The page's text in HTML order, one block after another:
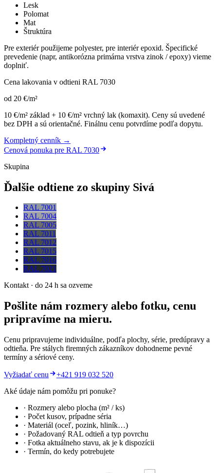
Lesk
Polomat
Mat
Štruktúra
Pre exteriér použijeme polyester, pre interiér epoxid. Špecifické
prevedenie (napr, antikorózna primárna vrstva zinok / epoxy) vieme
doplniť.
Cena lakovania v odtieni RAL 7030
od 20 €/m²
10 €/m² základ + 10 €/m² vrchný lak (komaxit). Ceny sú uvedené
bez DPH a sú orientačné. Finálnu cenu potvrdíme podľa dopytu.
Kompletný cenník →
Cenová ponuka pre RAL 7030
Skupina
Ďalšie odtiene zo skupiny Sivá
RAL 7001
RAL 7004
RAL 7005
RAL 7011
RAL 7012
RAL 7015
RAL 7016
RAL 7021
Kontakt · do 24 h sa ozveme
Pošlite nám rozmery alebo fotku, cenu
pripravíme na mieru.
Cenu pripravujeme individuálne, podľa plochy, série, predúpravy a
odtieňa. Pre stálych firemných zákazníkov dohodneme pevné
termíny a sériové ceny.
Vyžiadať cenu
+421 919 032 520
Aké údaje nám pomôžu pri ponuke?
· Rozmery alebo plocha (m² / ks)
· Počet kusov, prípadne séria
· Materiál (oceľ, pozink, hliník…)
· Požadovaný RAL odtieň a typ povrchu
· Fotka aktuálneho stavu, ak je k dispozícii
· Termín, do kedy potrebujete